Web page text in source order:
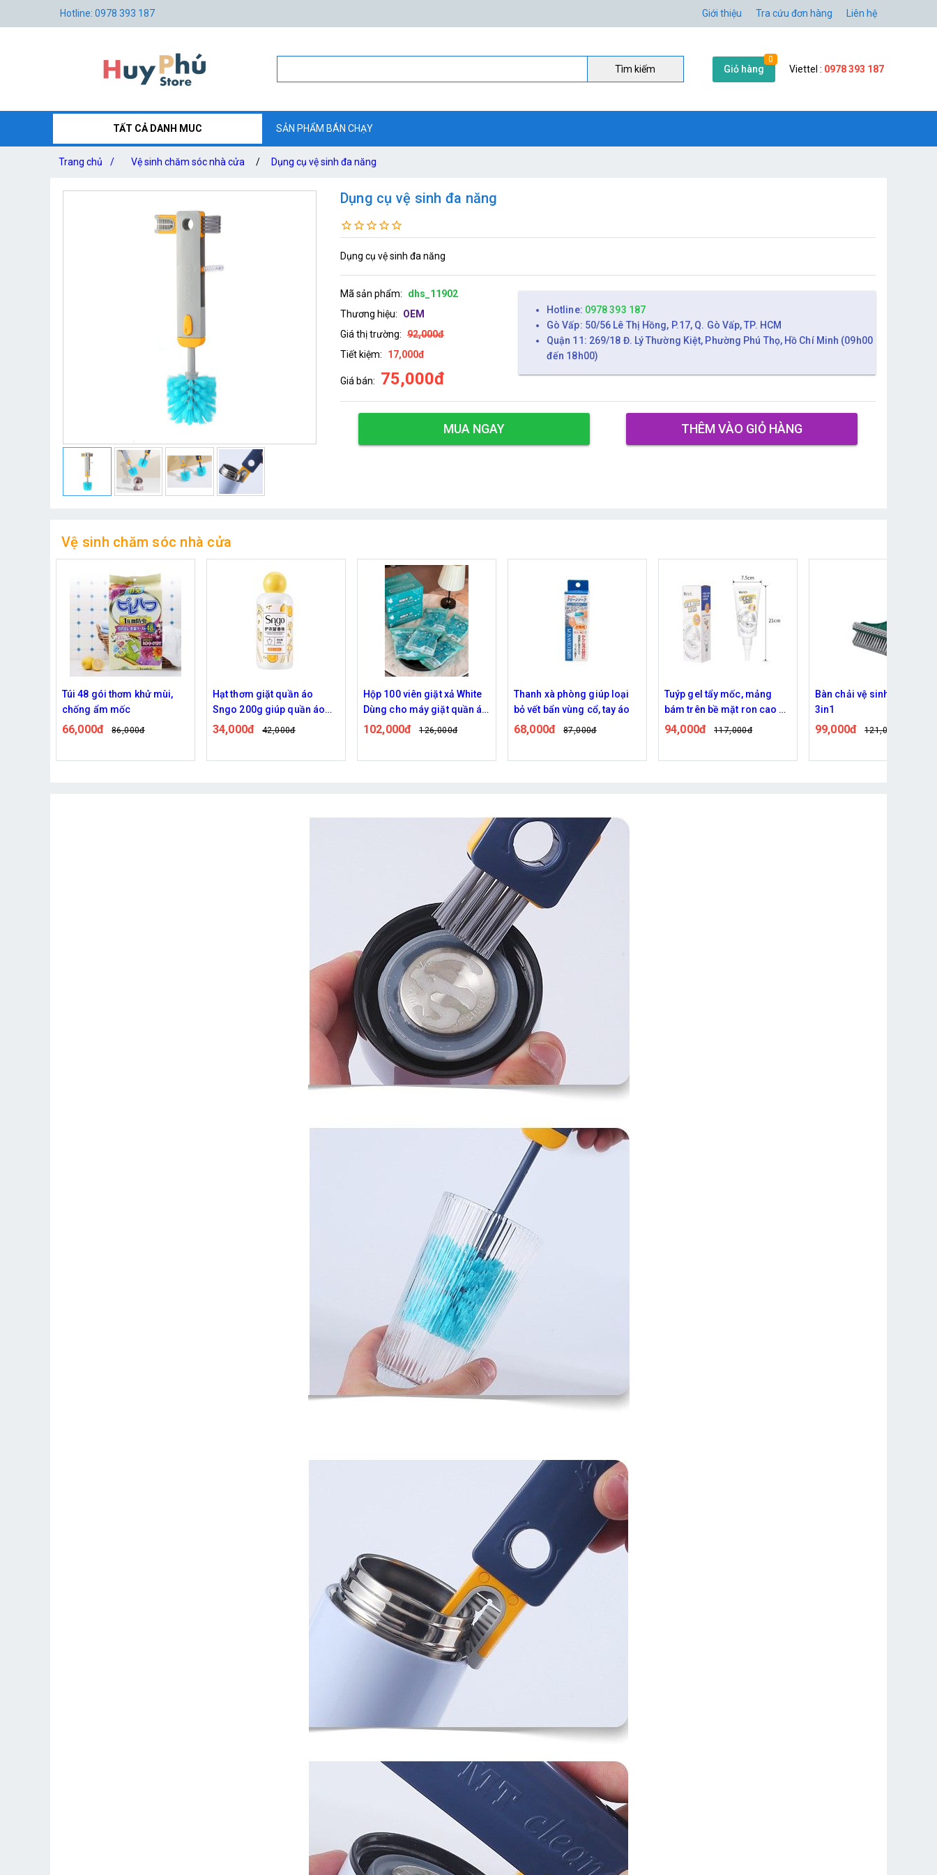
Hotline: 0978 393 187 Giới thiệu Tra cứu đơn hàng Liên hệ
Tìm kiếm Giỏ hàng
0
Viettel : 0978 393 187
TẤT CẢ DANH MUC SẢN PHẨM BÁN CHẠY
Trang chủ / Vệ sinh chăm sóc nhà cửa / Dụng cụ vệ sinh đa năng
Dụng cụ vệ sinh đa năng
Dụng cụ vệ sinh đa năng
Mã sản phẩm:
dhs_11902
Thương hiệu:
OEM
Giá thị trường: 92,000đ
Tiết kiệm:
17,000đ
Giá bán: 75,000đ
Hotline: 0978 393 187
Gò Vấp: 50/56 Lê Thị Hồng, P.17, Q. Gò Vấp, TP. HCM
Quận 11: 269/18 Đ. Lý Thường Kiệt, Phường Phú Thọ, Hồ Chí Minh (09h00
đến 18h00)
MUA NGAY THÊM VÀO GIỎ HÀNG
Vệ sinh chăm sóc nhà cửa
Túi 48 gói thơm khử mùi,
chống ẩm mốc
66,000đ 86,000đ
Hạt thơm giặt quần áo
Sngo 200g giúp quần áo
lưu hương lâu hơn
34,000đ 42,000đ
Hộp 100 viên giặt xả White
Dùng cho máy giặt quần áo
tiện lợi
102,000đ 126,000đ
Thanh xà phòng giúp loại
bỏ vết bẩn vùng cổ, tay áo
68,000đ 87,000đ
Tuýp gel tẩy mốc, mảng
bám trên bề mặt ron cao su
non tủ lạnh, máy giặt đa
94,000đ 117,000đ
Bàn chải vệ sinh chà sàn
3in1
99,000đ 121,000đ